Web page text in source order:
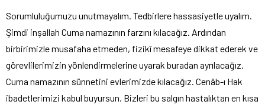
Sorumluluğumuzu unutmayalım. Tedbirlere hassasiyetle uyalım.
Şimdi inşallah Cuma namazının farzını kılacağız. Ardından
birbirimizle musafaha etmeden, fizikî mesafeye dikkat ederek ve
görevlilerimizin yönlendirmelerine uyarak buradan ayrılacağız.
Cuma namazının sünnetini evlerimizde kılacağız. Cenâb-ı Hak
ibadetlerimizi kabul buyursun. Bizleri bu salgın hastalıktan en kısa